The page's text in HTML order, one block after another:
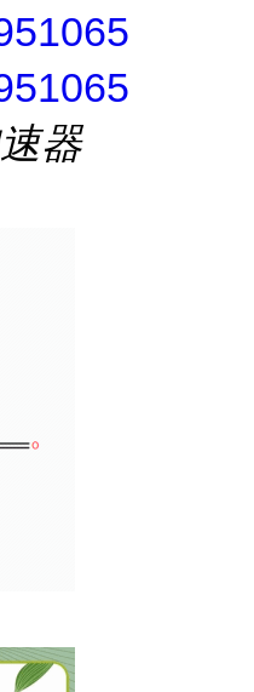
器